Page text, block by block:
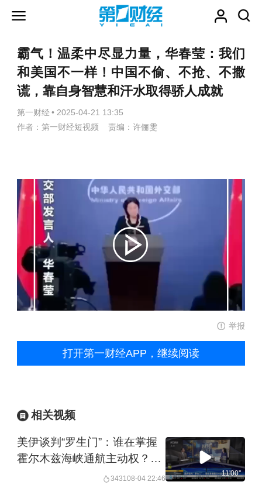
霸气！温柔中尽显力量，华春莹：我们
和美国不一样！中国不偷、不抢、不撒
谎，靠自身智慧和汗水取得骄人成就
第一财经 • 2025-04-21 13:35
作者：第一财经短视频 责编：许俪雯
举报
打开第一财经APP，继续阅读
相关视频
美伊谈判“罗生门”：谁在掌握
霍尔木兹海峡通航主动权？丨
343108-04 22:46
11'00''